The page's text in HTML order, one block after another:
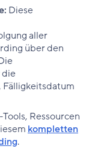
Diese
aller
über den
die
Ressourcen
kompletten
.